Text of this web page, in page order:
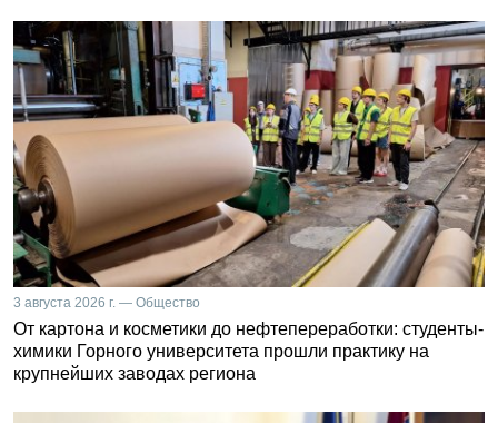
3 августа 2026 г. — Общество
От картона и косметики до нефтепереработки: студенты-
химики Горного университета прошли практику на
крупнейших заводах региона